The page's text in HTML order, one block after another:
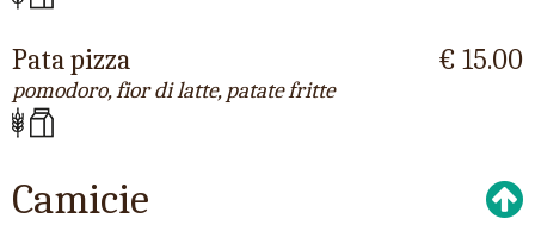
Pata pizza
pomodoro, fior di latte, patate fritte
€ 15.00
Camicie